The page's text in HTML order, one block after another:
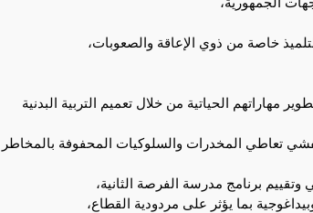
خاصة من ذوي الإعاقة والصعوبات،
مهاراتهم الحياتية من خلال تعميم التربية البدنية
تعاطي المخدرات والسلوكيات المحفوفة بالمخاطر
برنامج مدرسة الفرصة الثانية،
بما يؤثر على مردودية القطاع،